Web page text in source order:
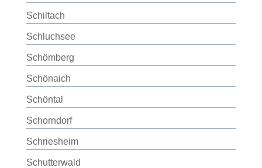
Schiltach
Schluchsee
Schömberg
Schönaich
Schöntal
Schorndorf
Schriesheim
Schutterwald